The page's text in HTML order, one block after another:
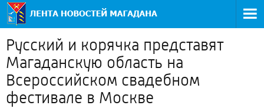
Русский и корячка представят
Магаданскую область на
Всероссийском свадебном
фестивале в Москве